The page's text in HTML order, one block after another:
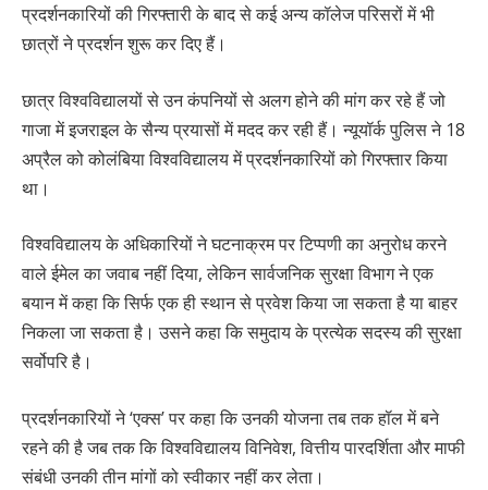
प्रदर्शनकारियों की गिरफ्तारी के बाद से कई अन्य कॉलेज परिसरों में भी
छात्रों ने प्रदर्शन शुरू कर दिए हैं।
छात्र विश्वविद्यालयों से उन कंपनियों से अलग होने की मांग कर रहे हैं जो
गाजा में इजराइल के सैन्य प्रयासों में मदद कर रही हैं। न्यूयॉर्क पुलिस ने 18
अप्रैल को कोलंबिया विश्वविद्यालय में प्रदर्शनकारियों को गिरफ्तार किया
था।
विश्वविद्यालय के अधिकारियों ने घटनाक्रम पर टिप्पणी का अनुरोध करने
वाले ईमेल का जवाब नहीं दिया, लेकिन सार्वजनिक सुरक्षा विभाग ने एक
बयान में कहा कि सिर्फ एक ही स्थान से प्रवेश किया जा सकता है या बाहर
निकला जा सकता है। उसने कहा कि समुदाय के प्रत्येक सदस्य की सुरक्षा
सर्वोपरि है।
प्रदर्शनकारियों ने ‘एक्स’ पर कहा कि उनकी योजना तब तक हॉल में बने
रहने की है जब तक कि विश्वविद्यालय विनिवेश, वित्तीय पारदर्शिता और माफी
संबंधी उनकी तीन मांगों को स्वीकार नहीं कर लेता।